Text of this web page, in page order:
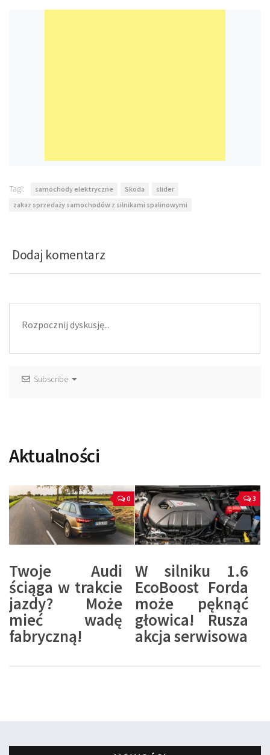
Tagi: samochody elektryczne Skoda
slider
zakaz sprzedaży samochodów z silnikami spalinowymi
Dodaj komentarz
Subscribe
Aktualności
0
Twoje Audi
ściąga w trakcie
jazdy? Może
mieć wadę
fabryczną!
3
W silniku 1.6
EcoBoost Forda
może pęknąć
głowica! Rusza
akcja serwisowa